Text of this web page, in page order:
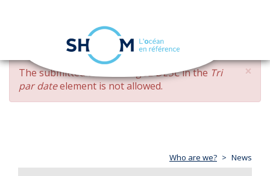
Skip
main
content
navigation
×
ERROR
MESSAGE
The submitted value changed DESCin the Tri
par dateelement is not allowed.
Who are we? News